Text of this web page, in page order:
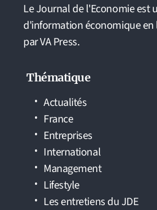
Le Journal de l'Economie est
d'information économique en
par VA Press.
Thématique
Actualités
France
Entreprises
International
Management
Lifestyle
Les entretiens du JDE